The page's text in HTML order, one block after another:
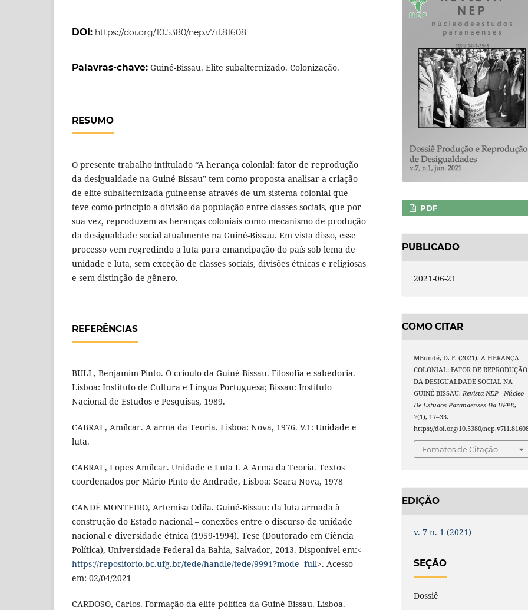
DOI: https://doi.org/10.5380/nep.v7i1.81608
Palavras-chave: Guiné-Bissau. Elite subalternizado. Colonização.
RESUMO
O presente trabalho intitulado “A herança colonial: fator de reprodução
da desigualdade na Guiné-Bissau” tem como proposta analisar a criação
de elite subalternizada guineense através de um sistema colonial que
teve como princípio a divisão da população entre classes sociais, que por
sua vez, reproduzem as heranças coloniais como mecanismo de produção
da desigualdade social atualmente na Guiné-Bissau. Em vista disso, esse
processo vem regredindo a luta para emancipação do país sob lema de
unidade e luta, sem exceção de classes sociais, divisões étnicas e religiosas
e sem distinção de gênero.
REFERÊNCIAS
BULL, Benjamim Pinto. O crioulo da Guiné-Bissau. Filosofia e sabedoria.
Lisboa: Instituto de Cultura e Língua Portuguesa; Bissau: Instituto
Nacional de Estudos e Pesquisas, 1989.
CABRAL, Amílcar. A arma da Teoria. Lisboa: Nova, 1976. V.1: Unidade e
luta.
CABRAL, Lopes Amílcar. Unidade e Luta I. A Arma da Teoria. Textos
coordenados por Mário Pinto de Andrade, Lisboa: Seara Nova, 1978
CANDÉ MONTEIRO, Artemisa Odila. Guiné-Bissau: da luta armada à
construção do Estado nacional – conexões entre o discurso de unidade
nacional e diversidade étnica (1959-1994). Tese (Doutorado em Ciência
Política), Universidade Federal da Bahia, Salvador, 2013. Disponível em:<
https://repositorio.bc.ufg.br/tede/handle/tede/9991?mode=full>. Acesso
em: 02/04/2021
CARDOSO, Carlos. Formação da elite política da Guiné-Bissau. Lisboa.
PDF
PUBLICADO
2021-06-21
COMO CITAR
MBundé, D. F. (2021). A HERANÇA
COLONIAL: FATOR DE REPRODUÇÃO
DA DESIGUALDADE SOCIAL NA
GUINÉ-BISSAU.Revista NEP - Núcleo
De Estudos Paranaenses Da UFPR,
7(1), 17–33.
https://doi.org/10.5380/
Fomatos de Citação
EDIÇÃO
v. 7 n. 1 (2021)
SEÇÃO
Dossiê